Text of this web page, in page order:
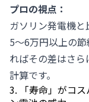
プロの視点：
ガソリン発電機
5〜6万円以上の
ればその差はさ
計算です。
3. 「寿命」がコ